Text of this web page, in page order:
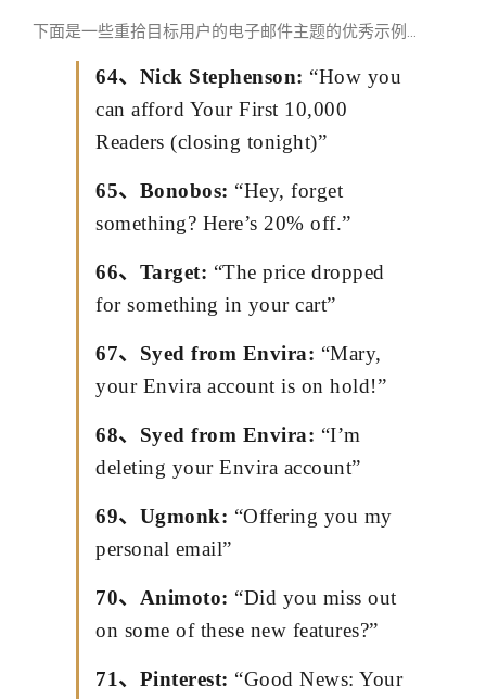
下面是一些重拾目标用户的电子邮件主题的优秀示例…
64、Nick Stephenson: “How you
can afford Your First 10,000
Readers (closing tonight)”
65、Bonobos: “Hey, forget
something? Here’s 20% off.”
66、Target: “The price dropped
for something in your cart”
67、Syed from Envira: “Mary,
your Envira account is on hold!”
68、Syed from Envira: “I’m
deleting your Envira account”
69、Ugmonk: “Offering you my
personal email”
70、Animoto: “Did you miss out
on some of these new features?”
71、Pinterest: “Good News: Your